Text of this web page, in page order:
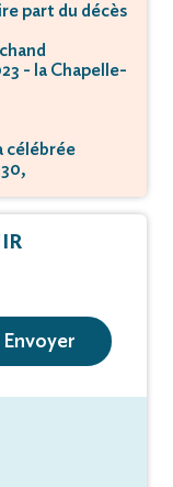
part du décès
- la Chapelle-
célébrée
Envoyer